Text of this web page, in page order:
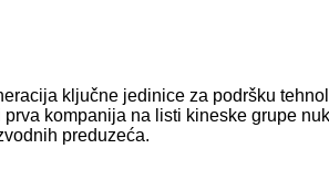
ključne jedinice za podršku
kompanija na listi kineske grupe
preduzeća.